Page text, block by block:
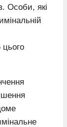
Особи, які